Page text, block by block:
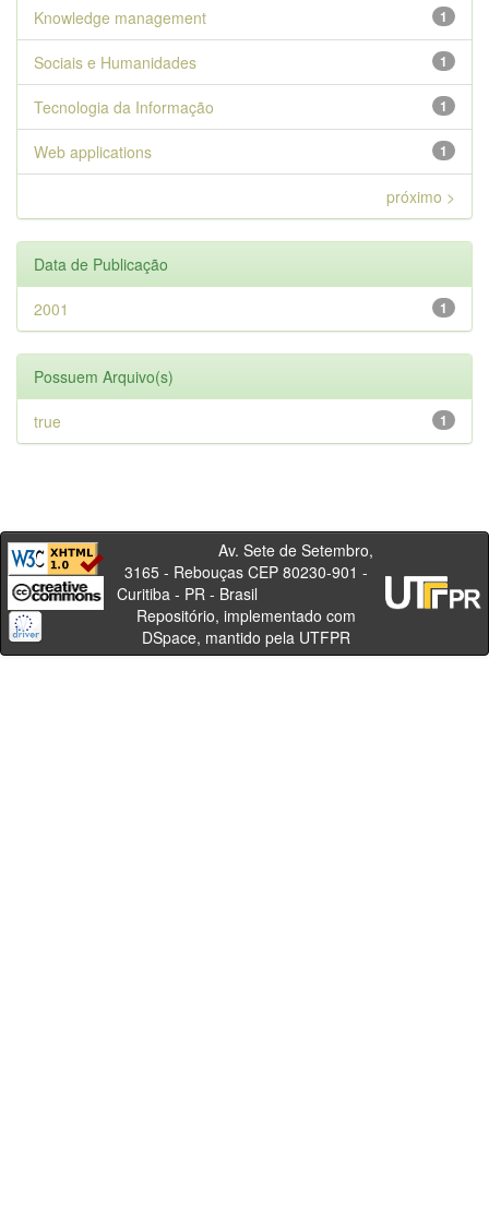
1
Knowledge management
1
Sociais e Humanidades
1
Tecnologia da Informação
1
Web applications
próximo >
Data de Publicação
1
2001
Possuem Arquivo(s)
1
true
Av. Sete de Setembro,
3165 - Rebouças CEP 80230-901 -
Curitiba - PR - Brasil
Repositório, implementado com
DSpace, mantido pela UTFPR